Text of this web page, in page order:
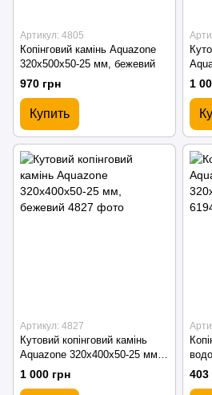
Артикул: 4805
Копінговий камінь Aquazone
320x500x50-25 мм, бежевий
970 грн
Купить
1
Артикул: 4827
Кутовий копінговий камінь
Aquazone 320x400x50-25 мм,
бежевий
1 000 грн
мм
403